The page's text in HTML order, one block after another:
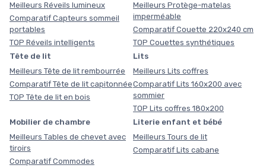
Meilleurs Réveils lumineux
Comparatif Capteurs sommeil
portables
TOP Réveils intelligents
Meilleurs Protège-matelas
imperméable
Comparatif Couette 220x240 cm
TOP Couettes synthétiques
Tête de lit
Meilleurs Tête de lit rembourrée
Comparatif Tête de lit capitonnée
TOP Tête de lit en bois
Lits
Meilleurs Lits coffres
Comparatif Lits 160x200 avec
sommier
TOP Lits coffres 180x200
Mobilier de chambre
Meilleurs Tables de chevet avec
tiroirs
Comparatif Commodes
Literie enfant et bébé
Meilleurs Tours de lit
Comparatif Lits cabane